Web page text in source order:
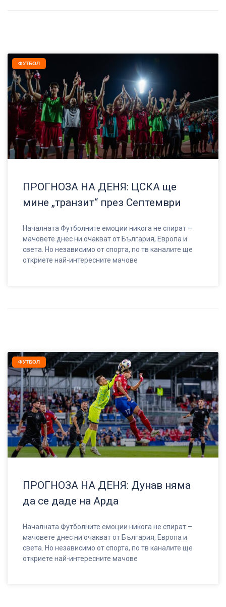
ФУТБОЛ
ПРОГНОЗА НА ДЕНЯ: ЦСКА ще
мине „транзит“ през Септември
Началната Футболните емоции никога не спират –
мачовете днес ни очакват от България, Европа и
света. Но независимо от спорта, по тв каналите ще
откриете най-интересните мачове
ФУТБОЛ
ПРОГНОЗА НА ДЕНЯ: Дунав няма
да се даде на Арда
Началната Футболните емоции никога не спират –
мачовете днес ни очакват от България, Европа и
света. Но независимо от спорта, по тв каналите ще
откриете най-интересните мачове